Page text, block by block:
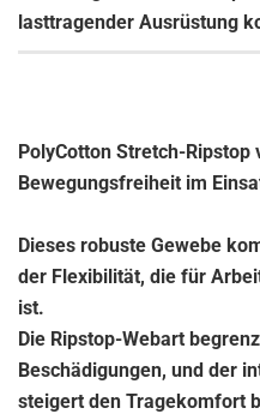
lasttragender Ausrüstung
PolyCotton Stretch-
Bewegungsfreiheit im
Dieses robuste Gewebe
der Flexibilität, die für
ist.
Die Ripstop-Webart
Beschädigungen, und der
steigert den Tragekomfort